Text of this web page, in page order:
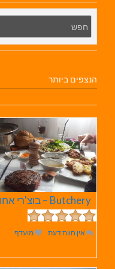
הנצפים ביותר
אין חוות דעת מועדף